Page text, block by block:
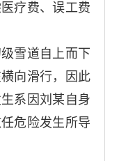
疗费、误工费
雪道自上而下
向滑行，因此
系因刘某自身
危险发生所导